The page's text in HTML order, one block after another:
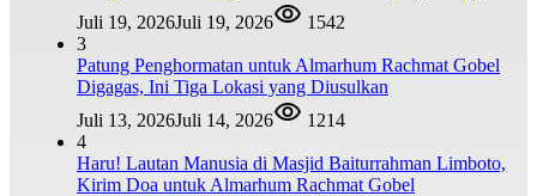
Juli 19, 2026Juli 19, 2026
1542
3
Patung Penghormatan untuk Almarhum Rachmat Gobel
Digagas, Ini Tiga Lokasi yang Diusulkan
Juli 13, 2026Juli 14, 2026
1214
4
Haru! Lautan Manusia di Masjid Baiturrahman Limboto,
Kirim Doa untuk Almarhum Rachmat Gobel